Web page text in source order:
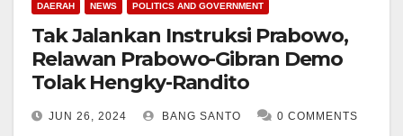
DAERAH NEWS POLITICS AND GOVERNMENT
Tak Jalankan Instruksi Prabowo,
Relawan Prabowo-Gibran Demo
Tolak Hengky-Randito
JUN 26, 2024 BANG SANTO 0 COMMENTS